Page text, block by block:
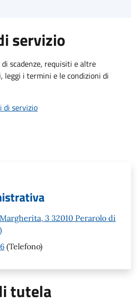
servizio
scadenze, requisiti e altre
i termini e le condizioni di
di servizio
3 32010 Perarolo di
(Telefono)
tutela